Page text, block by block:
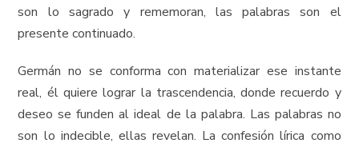
son lo sagrado y rememoran, las palabras son el
presente continuado.
Germán no se conforma con materializar ese instante
real, él quiere lograr la trascendencia, donde recuerdo y
deseo se funden al ideal de la palabra. Las palabras no
son lo indecible, ellas revelan. La confesión lírica como